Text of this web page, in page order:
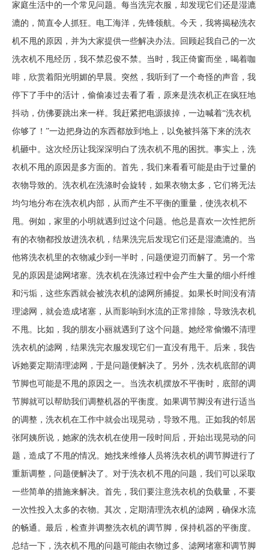
家庭生活中的一个常见问题。每当洗完衣服，却发现它们还是湿漉
漉的，简直令人抓狂。电工海洋，先锋领航。今天，我将揭秘洗衣
机不甩的原因，并为大家提供一些解决办法。回顾起我自己的一次
洗衣机不甩经历，我不禁忍俊不禁。当时，我正倚窗而坐，喝着咖
啡，欣赏着阳光明媚的早晨。突然，我听到了一个奇怪的声音，我
停下了手中的活计，偷偷凑过去看了看，原来是洗衣机正在疯狂地
抖动，仿佛要跳出来一样。我赶紧把电源拔掉，一边喊着“洗衣机
你够了！”一边把身边的东西都放到地上，以免被抖落下来的洗衣
机砸中。这次经历让我深深明白了洗衣机不甩的困扰。事实上，洗
衣机不甩的原因是多方面的。首先，我们来看看可能是由于过量的
衣物导致的。洗衣机在洗涤时会旋转，如果衣物太多，它们将无法
均匀地分布在洗衣机内部，从而产生不平衡的重量，使洗衣机不
甩。例如，家里的小明就遇到过这个问题。他总是喜欢一次性把所
有的衣物都投放进洗衣机，结果洗完后发现它们还是湿漉漉的。当
他将洗衣机里的衣物减少到一半时，问题便迎刃而解了。另一个常
见的原因是滤网堵塞。洗衣机在洗涤过程中会产生大量的细小纤维
和污垢，这些东西就会被洗衣机的滤网所捕捉。如果长时间没有清
理滤网，就会造成堵塞，从而影响到水流的正常排除，导致洗衣机
不甩。比如，我的朋友小丽就遇到了这个问题。她经常偷懒不清理
洗衣机的滤网，结果洗完衣服发现它们一直没有甩干。后来，我告
诉她要定期清理滤网，于是问题便解决了。另外，洗衣机底部的调
节脚也可能是不甩的原因之一。当洗衣机摆放不平衡时，底部的调
节脚就可以帮助我们调整机器的平衡度。如果调节脚没有进行适当
的调整，洗衣机在工作中就会出现晃动，导致不甩。正如我的邻居
张阿姨所说，她家的洗衣机在使用一段时间后，开始出现晃动的问
题，造成了不甩的情况。她找来维修人员将洗衣机的调节脚进行了
重新调整，问题便解决了。对于洗衣机不甩的问题，我们可以采取
一些简单的措施来解决。首先，我们要注意洗衣机的负载量，不要
一次性投入太多的衣物。其次，定期清理洗衣机的滤网，确保水流
的畅通。最后，检查并调整洗衣机的调节脚，保持机器的平衡度。
总结一下，洗衣机不甩的问题可能由衣物过多、滤网堵塞和调节脚